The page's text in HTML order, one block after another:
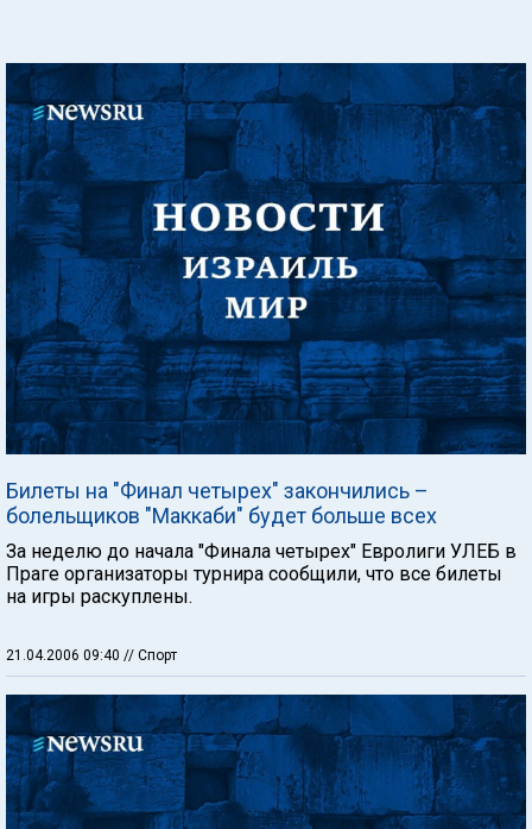
Билеты на "Финал четырех" закончились –
болельщиков "Маккаби" будет больше всех
За неделю до начала "Финала четырех" Евролиги УЛЕБ в
Праге организаторы турнира сообщили, что все билеты
на игры раскуплены.
21.04.2006 09:40 // Спорт